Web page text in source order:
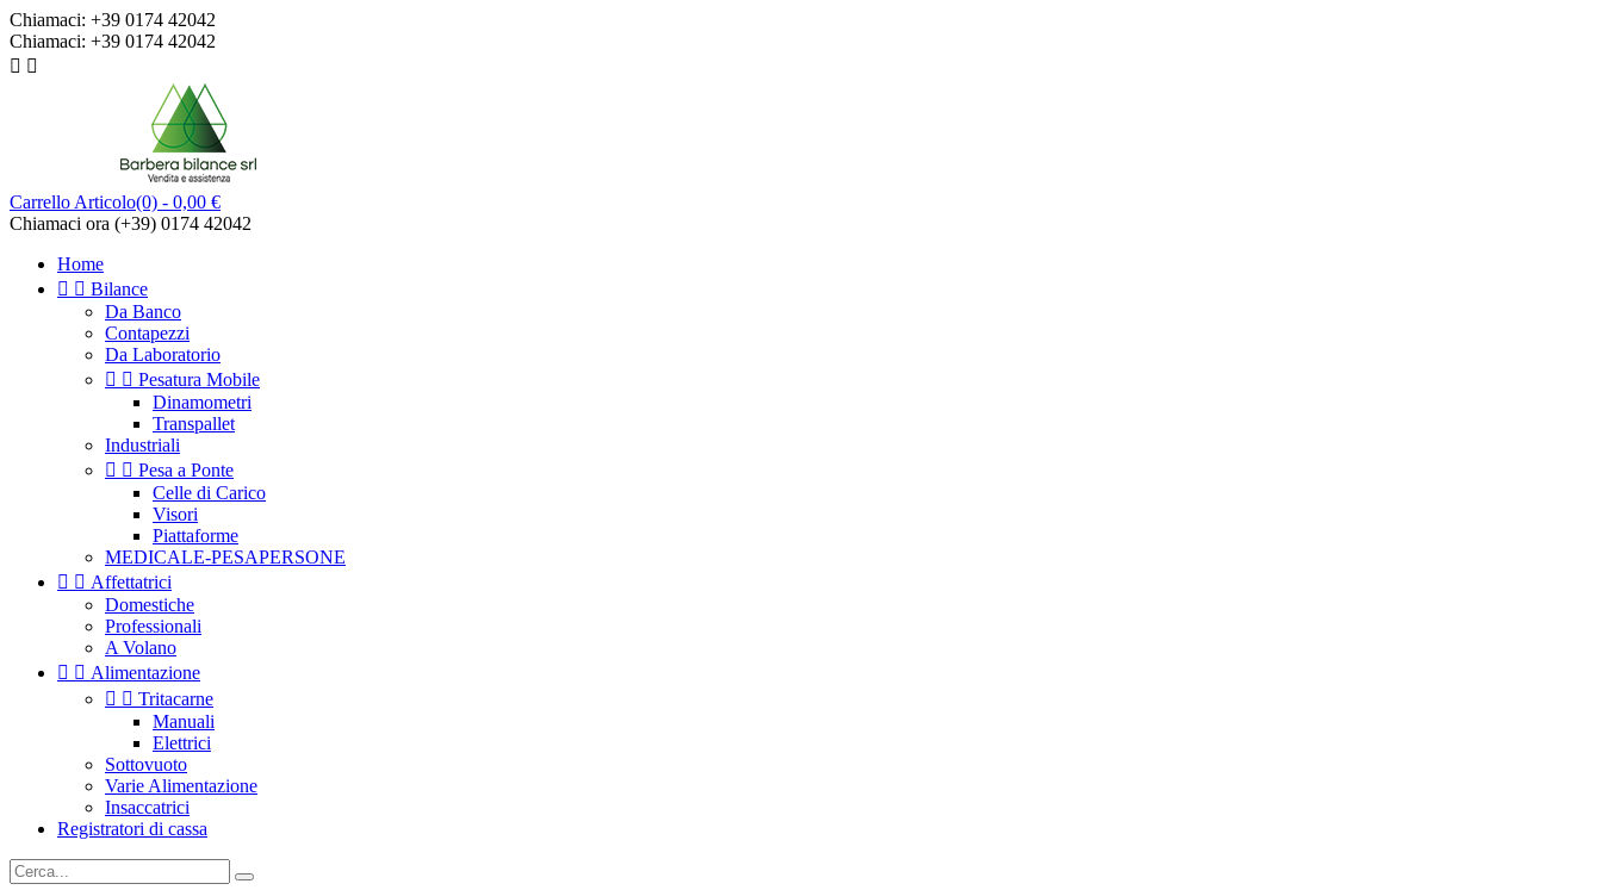
Chiamaci: +39 0174 42042
Chiamaci: +39 0174 42042
 
Carrello Articolo(0) - 0,00 €
Chiamaci ora (+39) 0174 42042
Home
  Bilance
Da Banco
Contapezzi
Da Laboratorio
  Pesatura Mobile
Dinamometri
Transpallet
Industriali
  Pesa a Ponte
Celle di Carico
Visori
Piattaforme
MEDICALE-PESAPERSONE
  Affettatrici
Domestiche
Professionali
A Volano
  Alimentazione
  Tritacarne
Manuali
Elettrici
Sottovuoto
Varie Alimentazione
Insaccatrici
Registratori di cassa